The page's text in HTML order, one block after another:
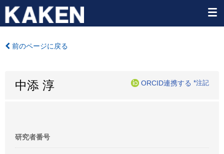
前のページに戻る
中添 淳 ORCID連携する *注記
研究者番号